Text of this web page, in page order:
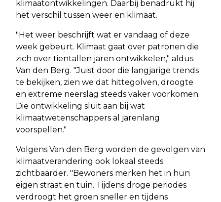
klimaatontwikkelingen. Daarbij benadrukt hij
het verschil tussen weer en klimaat.
"Het weer beschrijft wat er vandaag of deze
week gebeurt. Klimaat gaat over patronen die
zich over tientallen jaren ontwikkelen," aldus
Van den Berg. "Juist door die langjarige trends
te bekijken, zien we dat hittegolven, droogte
en extreme neerslag steeds vaker voorkomen.
Die ontwikkeling sluit aan bij wat
klimaatwetenschappers al jarenlang
voorspellen."
Volgens Van den Berg worden de gevolgen van
klimaatverandering ook lokaal steeds
zichtbaarder. "Bewoners merken het in hun
eigen straat en tuin. Tijdens droge periodes
verdroogt het groen sneller en tijdens